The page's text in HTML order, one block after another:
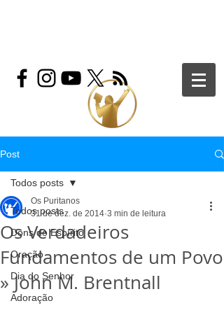
Post
Todos posts
Dons do Espírito
Oração
Dia do Senhor
Adoração
Todos posts
Os Verdadeiros
Fundamentos de um Povo
» John M. Brentnall
Os Puritanos
31 de dez. de 2014 3 min de leitura